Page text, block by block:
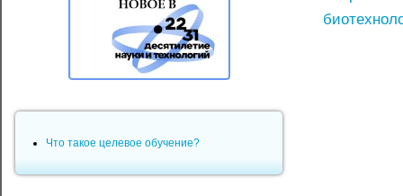
Что такое целевое обучение?